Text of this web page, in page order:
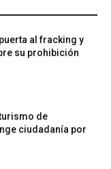
al fracking y
su prohibición
de
ciudadanía por